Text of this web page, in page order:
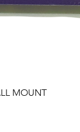
MOUNT